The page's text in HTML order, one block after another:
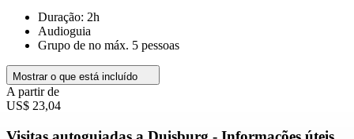
Duração: 2h
Audioguia
Grupo de no máx. 5 pessoas
Mostrar o que está incluído
A partir de
US$ 23,04